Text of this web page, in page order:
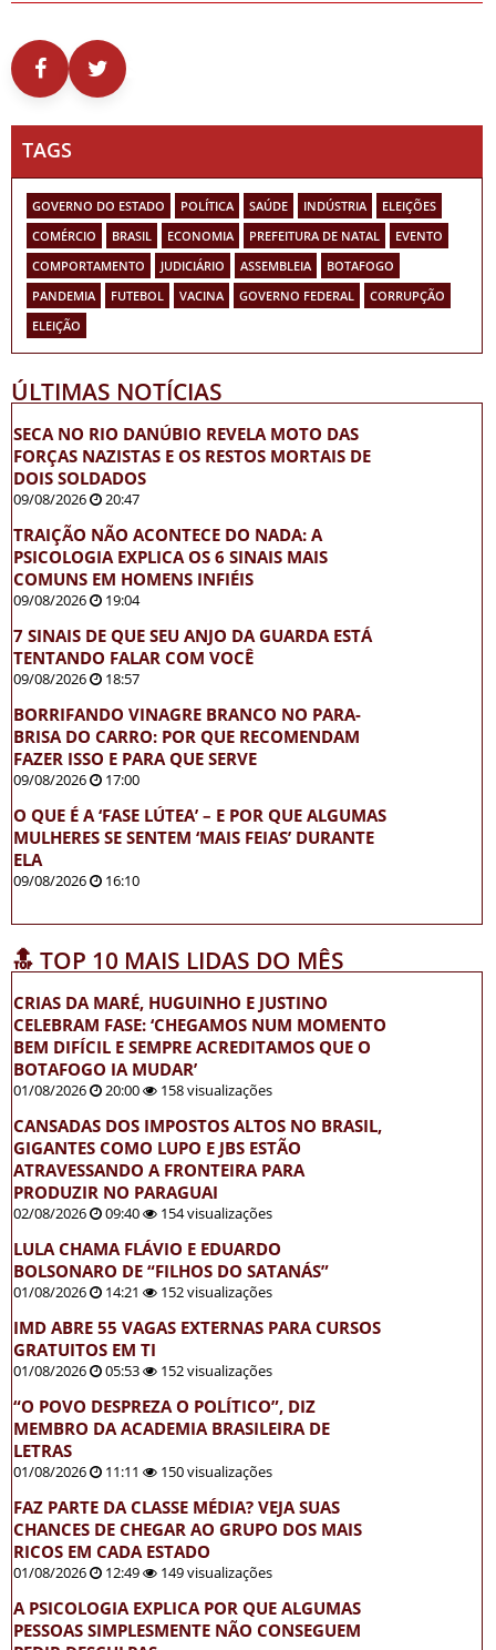
TAGS
GOVERNO DO ESTADO POLÍTICA SAÚDE INDÚSTRIA
ELEIÇÕES
COMÉRCIO
BRASIL ECONOMIA PREFEITURA DE NATAL
EVENTO
COMPORTAMENTO
JUDICIÁRIO ASSEMBLEIA
BOTAFOGO
PANDEMIA
FUTEBOL VACINA GOVERNO FEDERAL
CORRUPÇÃO
ELEIÇÃO
ÚLTIMAS NOTÍCIAS
SECA NO RIO DANÚBIO REVELA MOTO DAS
FORÇAS NAZISTAS E OS RESTOS MORTAIS DE
DOIS SOLDADOS
09/08/2026 20:47
TRAIÇÃO NÃO ACONTECE DO NADA: A
PSICOLOGIA EXPLICA OS 6 SINAIS MAIS
COMUNS EM HOMENS INFIÉIS
09/08/2026 19:04
7 SINAIS DE QUE SEU ANJO DA GUARDA ESTÁ
TENTANDO FALAR COM VOCÊ
09/08/2026 18:57
BORRIFANDO VINAGRE BRANCO NO PARA-
BRISA DO CARRO: POR QUE RECOMENDAM
FAZER ISSO E PARA QUE SERVE
09/08/2026 17:00
O QUE É A ‘FASE LÚTEA’ – E POR QUE ALGUMAS
MULHERES SE SENTEM ‘MAIS FEIAS’ DURANTE
ELA
09/08/2026 16:10
🔝 TOP 10 MAIS LIDAS DO MÊS
CRIAS DA MARÉ, HUGUINHO E JUSTINO
CELEBRAM FASE: ‘CHEGAMOS NUM MOMENTO
BEM DIFÍCIL E SEMPRE ACREDITAMOS QUE O
BOTAFOGO IA MUDAR’
01/08/2026 20:00 158 visualizações
CANSADAS DOS IMPOSTOS ALTOS NO BRASIL,
GIGANTES COMO LUPO E JBS ESTÃO
ATRAVESSANDO A FRONTEIRA PARA
PRODUZIR NO PARAGUAI
02/08/2026 09:40 154 visualizações
LULA CHAMA FLÁVIO E EDUARDO
BOLSONARO DE “FILHOS DO SATANÁS”
01/08/2026 14:21 152 visualizações
IMD ABRE 55 VAGAS EXTERNAS PARA CURSOS
GRATUITOS EM TI
01/08/2026 05:53 152 visualizações
“O POVO DESPREZA O POLÍTICO”, DIZ
MEMBRO DA ACADEMIA BRASILEIRA DE
LETRAS
01/08/2026 11:11 150 visualizações
FAZ PARTE DA CLASSE MÉDIA? VEJA SUAS
CHANCES DE CHEGAR AO GRUPO DOS MAIS
RICOS EM CADA ESTADO
01/08/2026 12:49 149 visualizações
A PSICOLOGIA EXPLICA POR QUE ALGUMAS
PESSOAS SIMPLESMENTE NÃO CONSEGUEM